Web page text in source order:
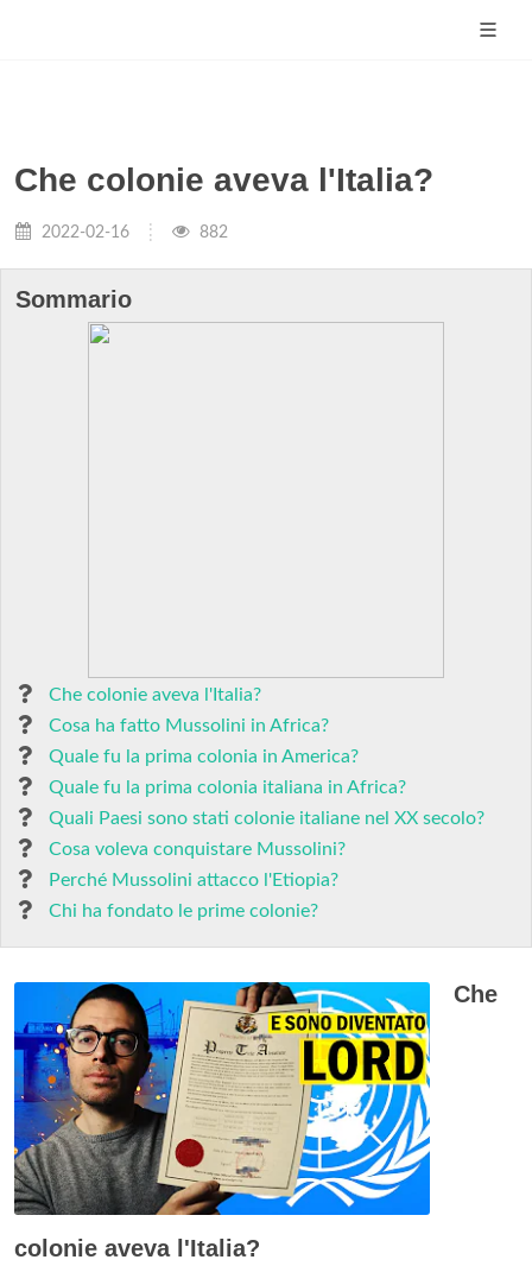
Che colonie aveva l'Italia?
2022-02-16 882
Sommario
Che colonie aveva l'Italia?
Cosa ha fatto Mussolini in Africa?
Quale fu la prima colonia in America?
Quale fu la prima colonia italiana in Africa?
Quali Paesi sono stati colonie italiane nel XX secolo?
Cosa voleva conquistare Mussolini?
Perché Mussolini attacco l'Etiopia?
Chi ha fondato le prime colonie?
Che
colonie aveva l'Italia?